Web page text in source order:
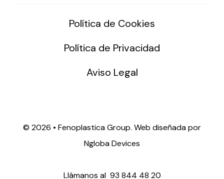
Política de Cookies
Política de Privacidad
Aviso Legal
© 2026 • Fenoplastica Group. Web diseñada por
Ngloba Devices
Llámanos al 93 844 48 20